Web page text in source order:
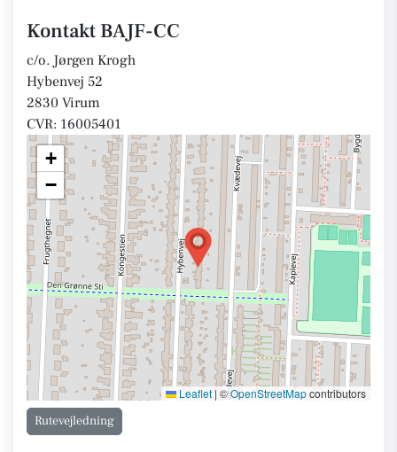
Kontakt BAJF-CC
c/o. Jørgen Krogh
Hybenvej 52
2830 Virum
CVR: 16005401
+
−
Leaflet | ©OpenStreetMapcontributors
Rutevejledning